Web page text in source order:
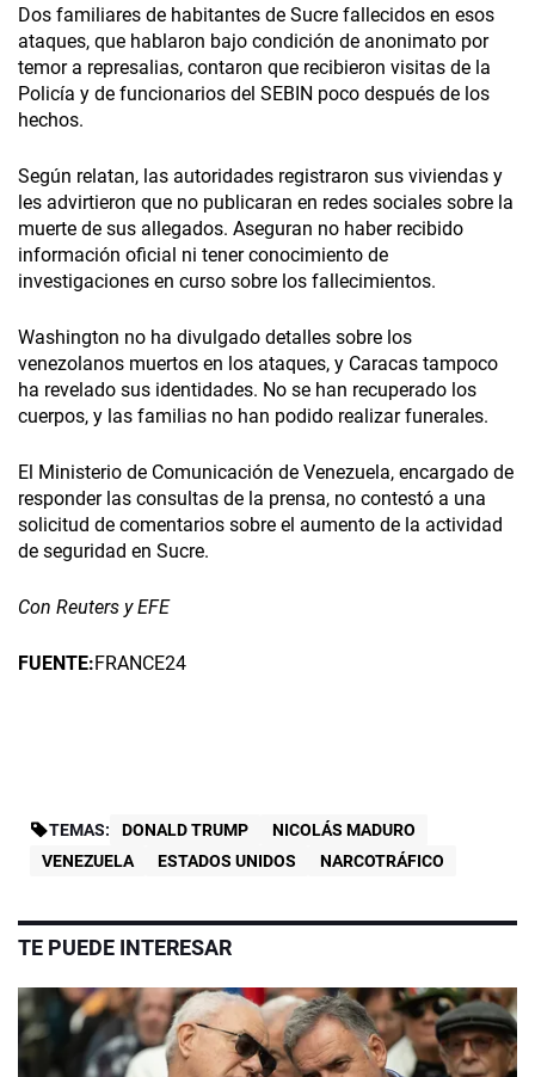
Dos familiares de habitantes de Sucre fallecidos en esos
ataques, que hablaron bajo condición de anonimato por
temor a represalias, contaron que recibieron visitas de la
Policía y de funcionarios del SEBIN poco después de los
hechos.
Según relatan, las autoridades registraron sus viviendas y
les advirtieron que no publicaran en redes sociales sobre la
muerte de sus allegados. Aseguran no haber recibido
información oficial ni tener conocimiento de
investigaciones en curso sobre los fallecimientos.
Washington no ha divulgado detalles sobre los
venezolanos muertos en los ataques, y Caracas tampoco
ha revelado sus identidades. No se han recuperado los
cuerpos, y las familias no han podido realizar funerales.
El Ministerio de Comunicación de Venezuela, encargado de
responder las consultas de la prensa, no contestó a una
solicitud de comentarios sobre el aumento de la actividad
de seguridad en Sucre.
Con Reuters y EFE
FUENTE:FRANCE24
TEMAS: DONALD TRUMP
NICOLÁS MADURO
VENEZUELA
ESTADOS UNIDOS NARCOTRÁFICO
TE PUEDE INTERESAR